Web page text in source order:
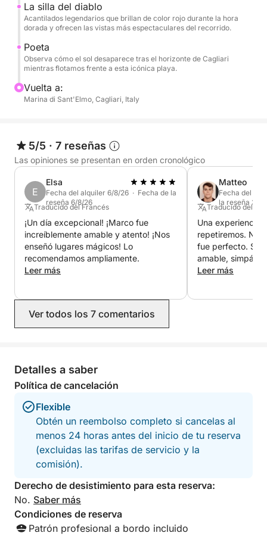
relajarte lejos de las multitudes. A bordo, podrá
relajarse, tomar el sol o brindar mientras admira
vistas impresionantes.
Una experiencia más larga y completa, ideal para
quienes desean explorar el lado más auténtico y
espectacular de la costa hasta Villasimius,
Lo que distingue a esta experiencia es su flexibilidad
y personalización. ¿Quiere celebrar un cumpleaños
con amigos, escuchar su lista de reproducción
favorita o disfrutar de un almuerzo romántico
fondeados? Solo tiene que pedirlo. Nuestra lancha
auxiliar es rápida, segura y perfecta para navegar
por la costa rocosa de Cerdeña, ofreciendo acceso
a calas tranquilas y rincones encantadores a los que
los barcos más grandes simplemente no pueden
llegar. No se trata de un tour rígido: es su propia
tiempo, su estilo y su grupo.
La silla del diablo
Acantilados legendarios que brillan de color rojo durante la hora
dorada y ofrecen las vistas más espectaculares del recorrido.
Poeta
Observa cómo el sol desaparece tras el horizonte de Cagliari
mientras flotamos frente a esta icónica playa.
Vuelta a:
Marina di Sant'Elmo, Cagliari, Italy
5/5 · 7 reseñas
Las opiniones se presentan en orden cronológico
E
Elsa
Fecha del alquiler 6/8/26 · Fecha de la
reseña 6/8/26
Traducido del Francés
¡Un día excepcional! ¡Marco fue
increíblemente amable y atento! ¡Nos
enseñó lugares mágicos! Lo
recomendamos ampliamente.
Leer más
Matteo
Fecha del
la reseña 31/
Traducido del
Una experiencia
repetiremos.
fue perfecto.
amable,
experto en
Leer más
Ver todos los 7 comentarios
Detalles a saber
Política de cancelación
Flexible
Obtén un reembolso completo si cancelas al
menos 24 horas antes del inicio de tu reserva
(excluidas las tarifas de servicio y la
comisión).
Derecho de desistimiento para esta reserva:
No. Saber más
Condiciones de reserva
Patrón profesional a bordo incluido